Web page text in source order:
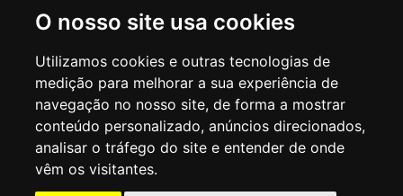
O nosso site usa cookies
Utilizamos cookies e outras tecnologias de
medição para melhorar a sua experiência de
navegação no nosso site, de forma a mostrar
conteúdo personalizado, anúncios direcionados,
analisar o tráfego do site e entender de onde
vêm os visitantes.
SECRETARIA DE EDUCAÇÃO
Rua Claudino Barbosa, 313 - Macedo - Guarulhos/SP CEP 07113-040
Central de Atendimento: *55 11 2475-7300